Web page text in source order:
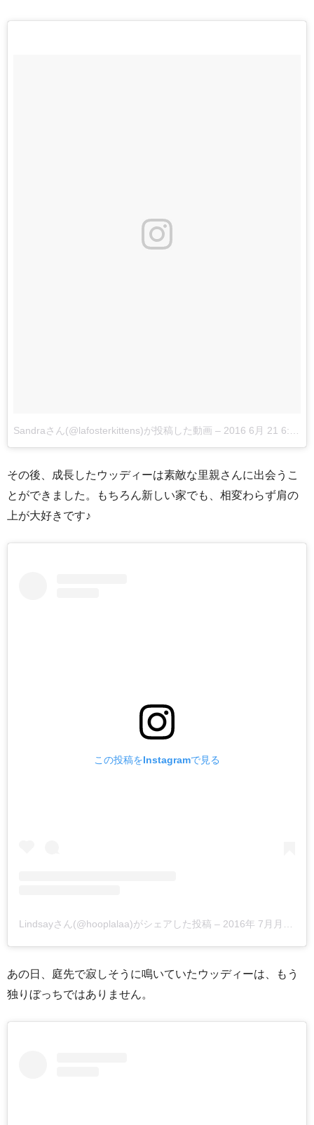
Sandraさん(@lafosterkittens)が投稿した動画 – 2016 6月 21 6:48午後 PDT
その後、成長したウッディーは素敵な里親さんに出会うこ
とができました。もちろん新しい家でも、相変わらず肩の
上が大好きです♪
この投稿をInstagramで見る
Lindsayさん(@hooplalaa)がシェアした投稿 – 2016年 7月月11日午後10時33分PDT
あの日、庭先で寂しそうに鳴いていたウッディーは、もう
独りぼっちではありません。